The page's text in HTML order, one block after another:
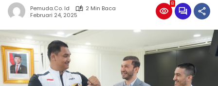
Pemuda.co. Id
2 Min Baca
Februari 24, 2025
8